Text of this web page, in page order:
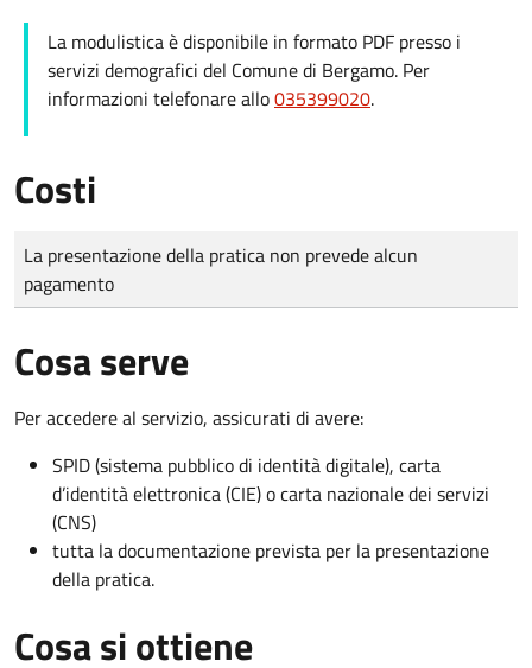
La modulistica è disponibile in formato PDF presso i
servizi demografici del Comune di Bergamo. Per
informazioni telefonare allo035399020.
Costi
Tipo di pagamento
Importo
La presentazione della pratica non prevede alcun
pagamento
Cosa serve
Per accedere al servizio, assicurati di avere:
SPID (sistema pubblico di identità digitale), carta
d’identità elettronica (CIE) o carta nazionale dei servizi
(CNS)
tutta la documentazione prevista per la presentazione
della pratica.
Cosa si ottiene